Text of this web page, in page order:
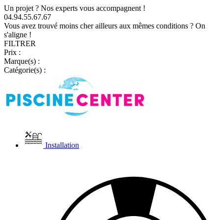
Un projet ? Nos experts vous accompagnent !
04.94.55.67.67
Vous avez trouvé moins cher ailleurs aux mêmes conditions ? On
s'aligne !
FILTRER
Prix :
Marque(s) :
Catégorie(s) :
Installation